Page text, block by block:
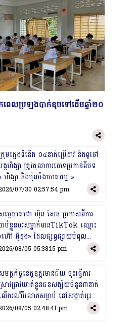
េលប្រឡងបាក់ឌុបទៅដើមឆ្នាំ២០
មក្មេងទំនើង ០៤នាក់ប្រើដាវ និងពូថៅ
កហិង្សា ត្រូវតុលាការចោទប្រកាន់ពីបទ
ហិង្សា និងប៉ុនប៉ងឃាតកម្ម »
07/30 02:57:54 pm
ម្ដេចតេជោ ហ៊ុន សែន​ ប្រកាសពីការ
ាប់ខ្លួនបុរសម្នាក់មានTikTok ឈ្មោះ
ហ៊ៅ អ៊ូខុង» ដែលផ្សព្វផ្សាយបំពុល
ត៌មាន08/05 05:38:15 pm
មត្ថកិច្ចខេត្តឧត្តរមានជ័យ ចុះធ្វើការ
រាវជ្រាវឃាត់ខ្លួនជនសង្ស័យចំនួន៣នាក់​
ើ​ករណី​រំលោភ​សម្លាប់ នៅសង្កាត់អូរ
ាច់ 08/05 02:48:41 pm